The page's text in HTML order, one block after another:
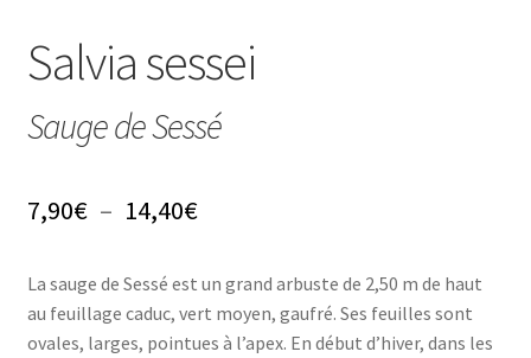
L’emballage
Avis
Salvia sessei
Sauge de Sessé
7,90€ – 14,40€Plage
prix :
7,90€
La sauge de Sessé est un grand arbuste de 2,50 m de haut
au feuillage caduc, vert moyen, gaufré. Ses feuilles sont
ovales, larges, pointues à l’apex. En début d’hiver, dans les